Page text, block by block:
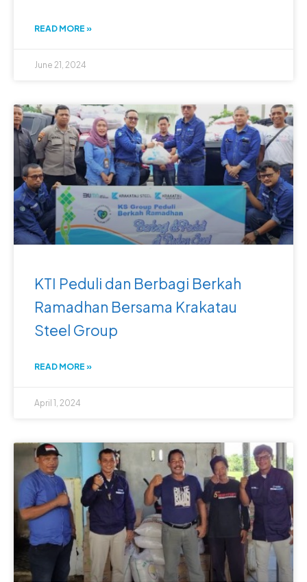
READ MORE »
June 21, 2024
KTI Peduli dan Berbagi Berkah
Ramadhan Bersama Krakatau
Steel Group
READ MORE »
April 1, 2024